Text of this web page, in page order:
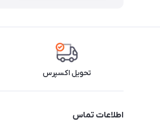
تحویل اکسپرس
اطلاعات تماس